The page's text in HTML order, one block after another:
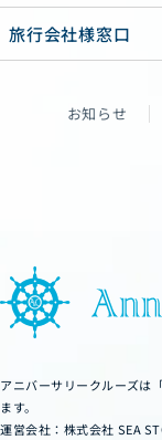
旅行会社様窓口
お知らせ
アニバーサリークルーズは
ます。
運営会社：株式会社 SEA